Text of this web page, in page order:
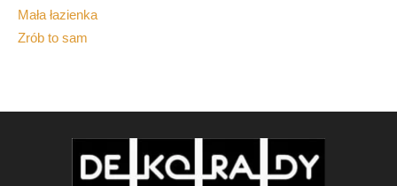
Mała łazienka
Zrób to sam